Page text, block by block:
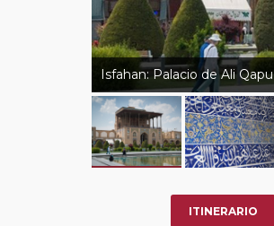
Isfahan: Palacio de Ali Qapu
ITINERARIO